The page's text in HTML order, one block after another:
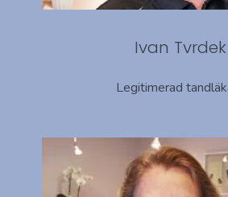
Ivan Tvrdek
Legitimerad